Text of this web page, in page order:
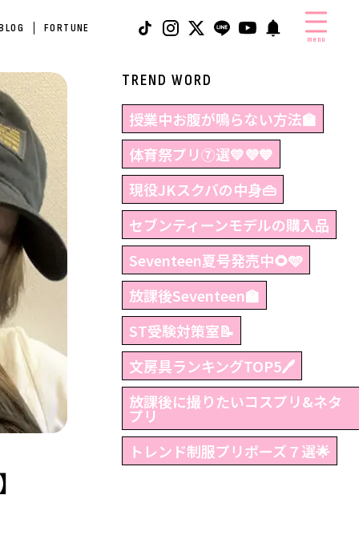
FORTUNE
menu
TREND WORD
授業中お腹が鳴らない方法🏫
体育祭プリ⑦選💛💜💙
現役JKスクバの中身👜
セブンティーンモデルの購入品
Seventeen夏号発売中🌻🩵
放課後Seventeen🏫
ST受験対策室📝
文房具ランキングTOP5🖊
放課後に撮りたいコスプリ&ネタ
プリ
トレンド制服プリポーズ７選🌟